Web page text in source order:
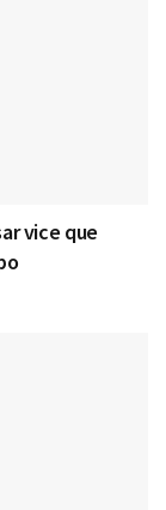
vice que